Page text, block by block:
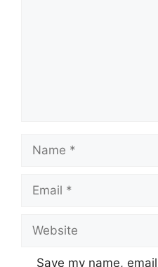
Name
Email
Website
Save my name,